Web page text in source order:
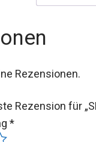
Rezensionen.
Rezension für
*